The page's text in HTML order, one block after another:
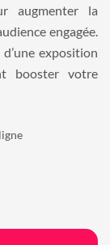
augmenter la
engagée.
exposition
booster votre